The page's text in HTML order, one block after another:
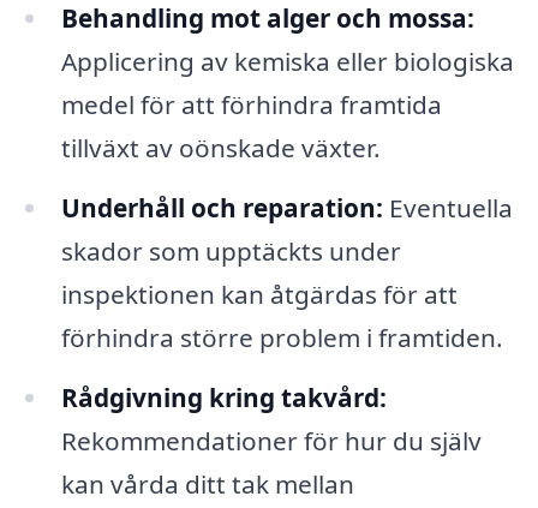
Behandling mot alger och mossa:
Applicering av kemiska eller biologiska
medel för att förhindra framtida
tillväxt av oönskade växter.
Underhåll och reparation: Eventuella
skador som upptäckts under
inspektionen kan åtgärdas för att
förhindra större problem i framtiden.
Rådgivning kring takvård:
Rekommendationer för hur du själv
kan vårda ditt tak mellan